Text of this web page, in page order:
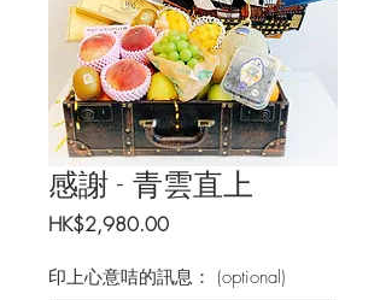
感謝 - 青雲直上
HK$2,980.00Price
印上心意咭的訊息： (optional)